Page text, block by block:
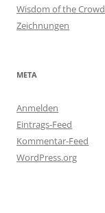
Wisdom of the Crowd
Zeichnungen
META
Anmelden
Eintrags-Feed
Kommentar-Feed
WordPress.org